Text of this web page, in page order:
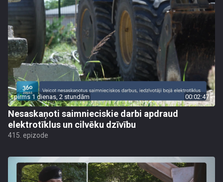
pirms 1 dienas, 2 stundām 00:02:47
Nesaskaņoti saimnieciskie darbi apdraud
elektrotīklus un cilvēku dzīvību
415. epizode